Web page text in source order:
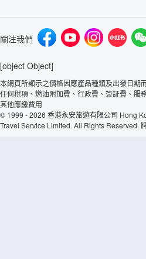
關注我們
[object Object]
本網頁所顯示之價格因應產品種類及出發日期
任何稅項、燃油附加費、行政費、簽証費、服
其他應繳費用
© 1999 - 2026 香港永安旅遊有限公司 Hong
Travel Service Limited. All Rights Reserved.